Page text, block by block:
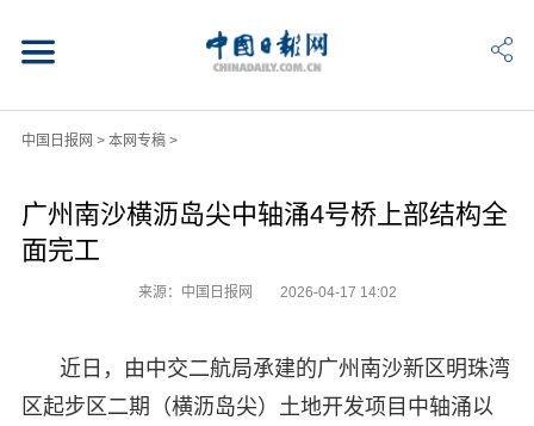
中国日报网 > 本网专稿>
广州南沙横沥岛尖中轴涌4号桥上部结构全
面完工
来源：中国日报网 2026-04-17 14:02
近日，由中交二航局承建的广州南沙新区明珠湾
区起步区二期（横沥岛尖）土地开发项目中轴涌以